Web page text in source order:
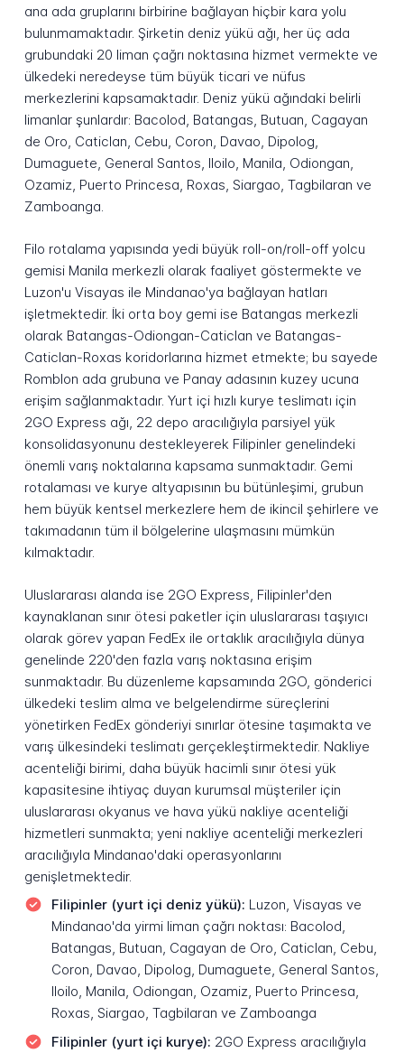
ana ada gruplarını birbirine bağlayan hiçbir kara yolu
bulunmamaktadır. Şirketin deniz yükü ağı, her üç ada
grubundaki 20 liman çağrı noktasına hizmet vermekte ve
ülkedeki neredeyse tüm büyük ticari ve nüfus
merkezlerini kapsamaktadır. Deniz yükü ağındaki belirli
limanlar şunlardır: Bacolod, Batangas, Butuan, Cagayan
de Oro, Caticlan, Cebu, Coron, Davao, Dipolog,
Dumaguete, General Santos, Iloilo, Manila, Odiongan,
Ozamiz, Puerto Princesa, Roxas, Siargao, Tagbilaran ve
Zamboanga.
Filo rotalama yapısında yedi büyük roll-on/roll-off yolcu
gemisi Manila merkezli olarak faaliyet göstermekte ve
Luzon'u Visayas ile Mindanao'ya bağlayan hatları
işletmektedir. İki orta boy gemi ise Batangas merkezli
olarak Batangas-Odiongan-Caticlan ve Batangas-
Caticlan-Roxas koridorlarına hizmet etmekte; bu sayede
Romblon ada grubuna ve Panay adasının kuzey ucuna
erişim sağlanmaktadır. Yurt içi hızlı kurye teslimatı için
2GO Express ağı, 22 depo aracılığıyla parsiyel yük
konsolidasyonunu destekleyerek Filipinler genelindeki
önemli varış noktalarına kapsama sunmaktadır. Gemi
rotalaması ve kurye altyapısının bu bütünleşimi, grubun
hem büyük kentsel merkezlere hem de ikincil şehirlere ve
takımadanın tüm il bölgelerine ulaşmasını mümkün
kılmaktadır.
Uluslararası alanda ise 2GO Express, Filipinler'den
kaynaklanan sınır ötesi paketler için uluslararası taşıyıcı
olarak görev yapan FedEx ile ortaklık aracılığıyla dünya
genelinde 220'den fazla varış noktasına erişim
sunmaktadır. Bu düzenleme kapsamında 2GO, gönderici
ülkedeki teslim alma ve belgelendirme süreçlerini
yönetirken FedEx gönderiyi sınırlar ötesine taşımakta ve
varış ülkesindeki teslimatı gerçekleştirmektedir. Nakliye
acenteliği birimi, daha büyük hacimli sınır ötesi yük
kapasitesine ihtiyaç duyan kurumsal müşteriler için
uluslararası okyanus ve hava yükü nakliye acenteliği
hizmetleri sunmakta; yeni nakliye acenteliği merkezleri
aracılığıyla Mindanao'daki operasyonlarını
genişletmektedir.
Filipinler (yurt içi deniz yükü): Luzon, Visayas ve
Mindanao'da yirmi liman çağrı noktası: Bacolod,
Batangas, Butuan, Cagayan de Oro, Caticlan, Cebu,
Coron, Davao, Dipolog, Dumaguete, General Santos,
Iloilo, Manila, Odiongan, Ozamiz, Puerto Princesa,
Roxas, Siargao, Tagbilaran ve Zamboanga
Filipinler (yurt içi kurye): 2GO Express aracılığıyla